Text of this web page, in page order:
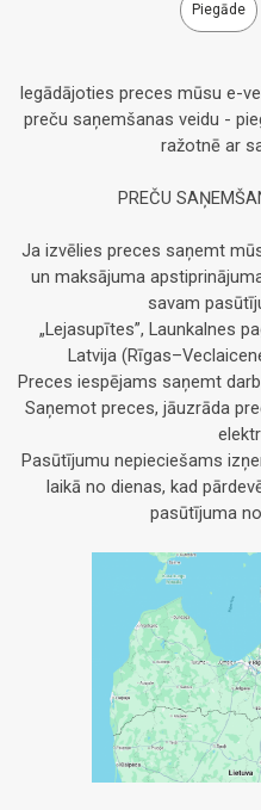
Piegāde
Iegādājoties preces mūsu e-
preču saņemšanas veidu -
ražotnē ar
PREČU
Ja izvēlies preces saņemt
un maksājuma
savam
„Lejasupītes”, Launkalnes
Latvija
Preces iespējams saņemt
Saņemot preces, jāuzrāda
Pasūtījumu nepieciešams
laikā no dienas, kad
pasūtījuma